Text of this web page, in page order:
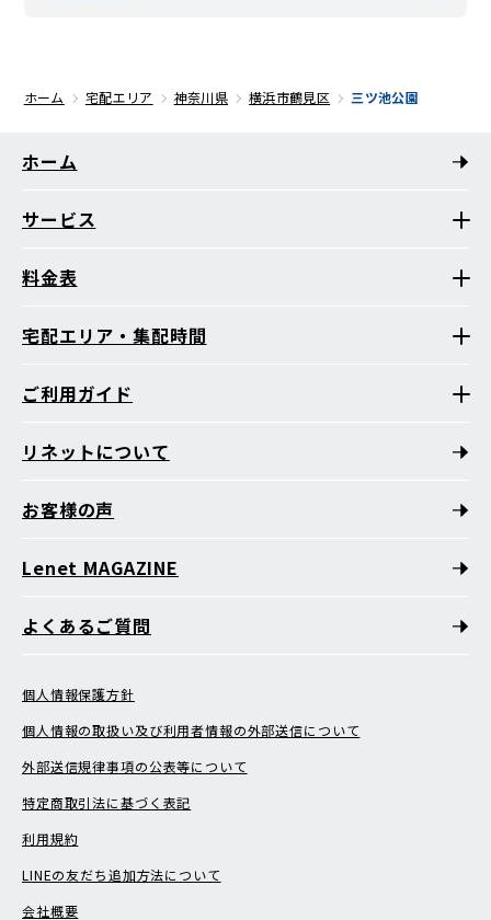
ホーム 宅配エリア 神奈川県 横浜市鶴見区 三ツ池公園
ホーム
サービス
料金表
宅配エリア・集配時間
ご利用ガイド
リネットについて
お客様の声
Lenet MAGAZINE
よくあるご質問
個人情報保護方針
個人情報の取扱い及び利用者情報の外部送信について
外部送信規律事項の公表等について
特定商取引法に基づく表記
利用規約
LINEの友だち追加方法について
会社概要